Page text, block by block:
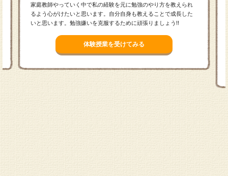
家庭教師やっていく中で私の経験を元に勉強のやり方を教えられ
るよう心がけたいと思います。自分自身も教えることで成長した
いと思います。勉強嫌いを克服するために頑張りましょう!!
体験授業を受けてみる